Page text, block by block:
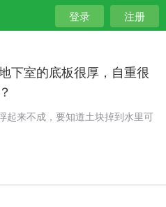
登录 注册
下室的底板很厚，自重很
起来不成，要知道土块掉到水里可